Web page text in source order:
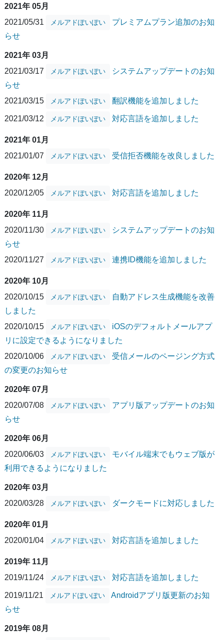
2021年 05月
2021/05/31
メルアドぽいぽい
プレミアムプラン追加のお知
らせ
2021年 03月
2021/03/17
メルアドぽいぽい
システムアップデートのお知
らせ
2021/03/15
メルアドぽいぽい 翻訳機能を追加しました
2021/03/12 メルアドぽいぽい 対応言語を追加しました
2021年 01月
2021/01/07
メルアドぽいぽい 受信拒否機能を改良しました
2020年 12月
2020/12/05
メルアドぽいぽい 対応言語を追加しました
2020年 11月
2020/11/30
メルアドぽいぽい
システムアップデートのお知
らせ
2020/11/27
メルアドぽいぽい 連携ID機能を追加しました
2020年 10月
2020/10/15
メルアドぽいぽい
自動アドレス生成機能を改善
しました
2020/10/15
メルアドぽいぽい
iOSのデフォルトメールアプ
リに設定できるようになりました
2020/10/06
メルアドぽいぽい
受信メールのページング方式
の変更のお知らせ
2020年 07月
2020/07/08
メルアドぽいぽい
アプリ版アップデートのお知
らせ
2020年 06月
2020/06/03
メルアドぽいぽい
モバイル端末でもウェブ版が
利用できるようになりました
2020年 03月
2020/03/28
メルアドぽいぽい ダークモードに対応しました
2020年 01月
2020/01/04
メルアドぽいぽい 対応言語を追加しました
2019年 11月
2019/11/24
メルアドぽいぽい 対応言語を追加しました
2019/11/21 メルアドぽいぽい
Androidアプリ版更新のお知
らせ
2019年 08月